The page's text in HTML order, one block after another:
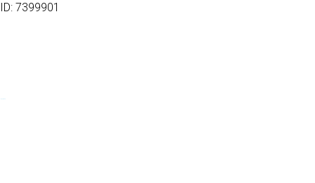
ID: 7399901